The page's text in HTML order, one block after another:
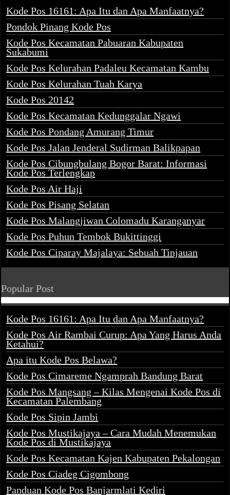
Kode Pos 16161: Apa Itu dan Apa Manfaatnya?
Pondok Pinang Kode Pos
Kode Pos Kecamatan Pabuaran Kabupaten
Sukabumi
Kode Pos Kelurahan Padaleu Kecamatan Kambu
Kode Pos Kelurahan Tuah Karya
Kode Pos 20142
Kode Pos Kecamatan Kedunggalar Ngawi
Kode Pos Pondang Amurang Timur
Kode Pos Jalan Jenderal Sudirman Balikpapan
Kode Pos Cibungbulang Bogor Barat: Informasi
Kode Pos Terlengkap
Kode Pos Air Haji
Kode Pos Pisang Selatan
Kode Pos Malangjiwan Colomadu Karanganyar
Kode Pos Puhun Tembok Bukittinggi
Kode Pos Ciparay Majalaya: Sebuah Tinjauan
Popular Post
Kode Pos 16161: Apa Itu dan Apa Manfaatnya?
Kode Pos Air Rambai Curup: Apa Yang Harus Anda
Ketahui?
Apa itu Kode Pos Belawa?
Kode Pos Cimareme Ngamprah Bandung Barat
Kode Pos Mangsang – Kilas Mengenai Kode Pos di
Kecamatan Palembang
Kode Pos Sipin Jambi
Kode Pos Mustikajaya – Cara Mudah Menemukan
Kode Pos di Mustikajaya
Kode Pos Kecamatan Kajen Kabupaten Pekalongan
Kode Pos Ciadeg Cigombong
Panduan Kode Pos Banjarmlati Kediri